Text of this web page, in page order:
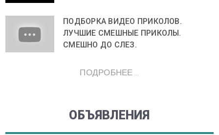
ПОДБОРКА ВИДЕО ПРИКОЛОВ.
ЛУЧШИЕ СМЕШНЫЕ ПРИКОЛЫ.
СМЕШНО ДО СЛЕЗ.
ПОДРОБНЕЕ ...
ОБЪЯВЛЕНИЯ